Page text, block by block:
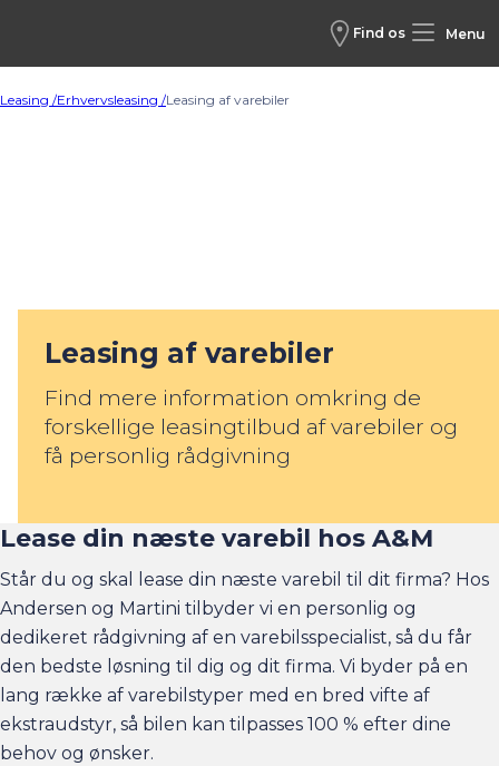
Find os Menu
Leasing /Erhvervsleasing /Leasing af varebiler
Leasing af varebiler
Find mere information omkring de
forskellige leasingtilbud af varebiler og
få personlig rådgivning
Lease din næste varebil hos A&M
Står du og skal lease din næste varebil til dit firma? Hos
Andersen og Martini tilbyder vi en personlig og
dedikeret rådgivning af en varebilsspecialist, så du får
den bedste løsning til dig og dit firma. Vi byder på en
lang række af varebilstyper med en bred vifte af
ekstraudstyr, så bilen kan tilpasses 100 % efter dine
behov og ønsker.